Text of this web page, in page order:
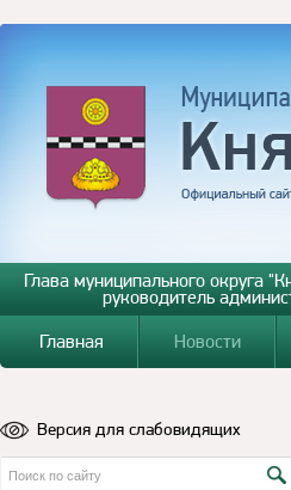
Глава муниципального округа
руководитель
Главная
Новости
Версия для слабовидящих